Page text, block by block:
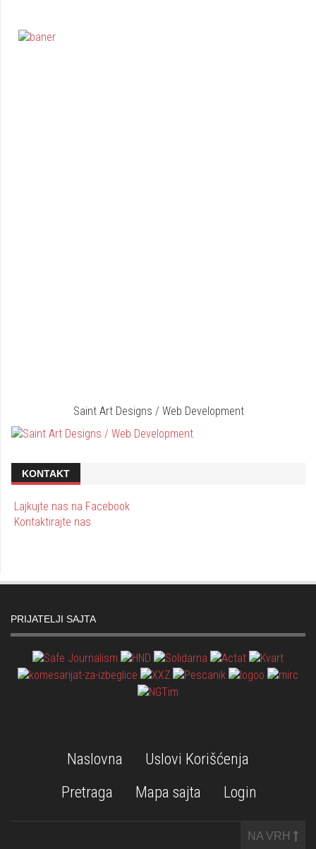
Saint Art Designs / Web Development
KONTAKT
Lajkujte nas na Facebook
Kontaktirajte nas
PRIJATELJI SAJTA
Naslovna
Uslovi Korišćenja
Pretraga
Mapa sajta Login
NA VRH